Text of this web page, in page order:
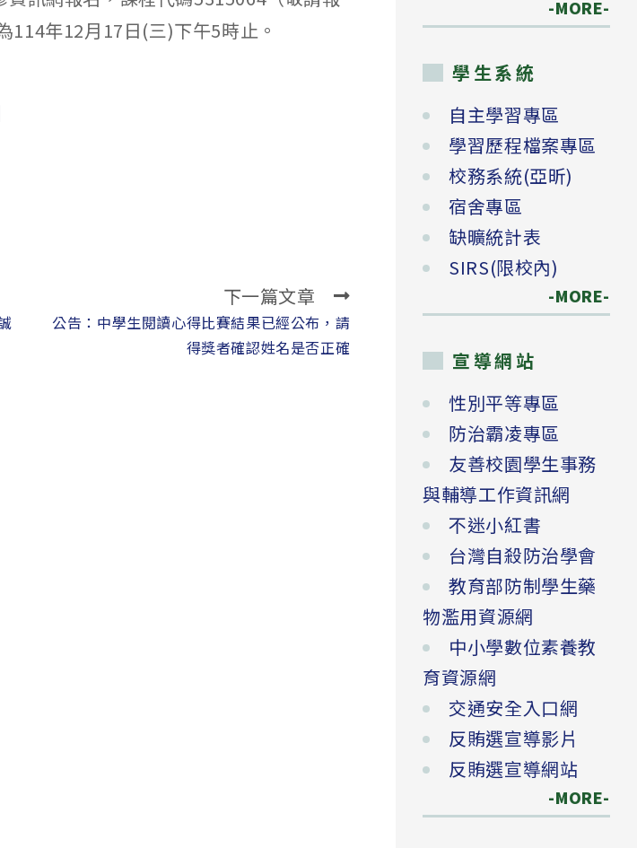
114年12月17日(三)下午5時止。
下一篇文章
公告：中學生閱讀心得比賽結果已經公布，請
得獎者確認姓名是否正確
-MORE-
學生系統
自主學習專區
學習歷程檔案專區
校務系統(亞昕)
宿舍專區
缺曠統計表
SIRS(限校內)
-MORE-
宣導網站
性別平等專區
防治霸凌專區
友善校園學生事務
與輔導工作資訊網
不迷小紅書
台灣自殺防治學會
教育部防制學生藥
物濫用資源網
中小學數位素養教
育資源網
交通安全入口網
反賄選宣導影片
反賄選宣導網站
-MORE-